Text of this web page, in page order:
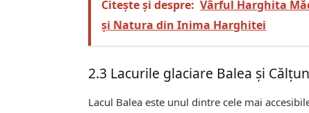
Citește și despre: Vârful Harghita
și Natura din Inima Harghitei
2.3 Lacurile glaciare Balea și Călțun
Lacul Balea este unul dintre cele mai